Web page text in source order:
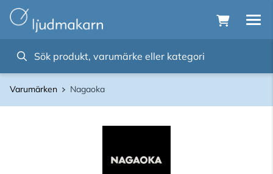
Varumärken Nagaoka